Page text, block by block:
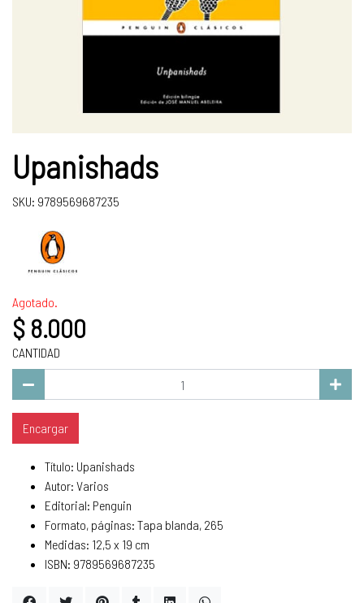
Upanishads
SKU: 9789569687235
Agotado.
$ 8.000
CANTIDAD
Encargar
Título: Upanishads
Autor: Varios
Editorial: Penguin
Formato, páginas: Tapa blanda, 265
Medidas: 12,5 x 19 cm
ISBN: 9789569687235